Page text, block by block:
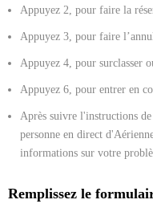
Appuyez 2, pour faire la
Appuyez 3, pour faire
Appuyez 4, pour surclasser
Appuyez 6, pour entrer en
Après suivre l'instructions de
personne en direct
informations sur votre
Remplissez le